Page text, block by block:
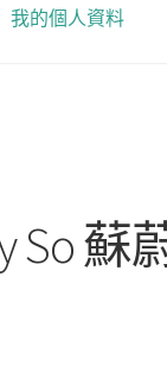
我的個人資料
So 蘇